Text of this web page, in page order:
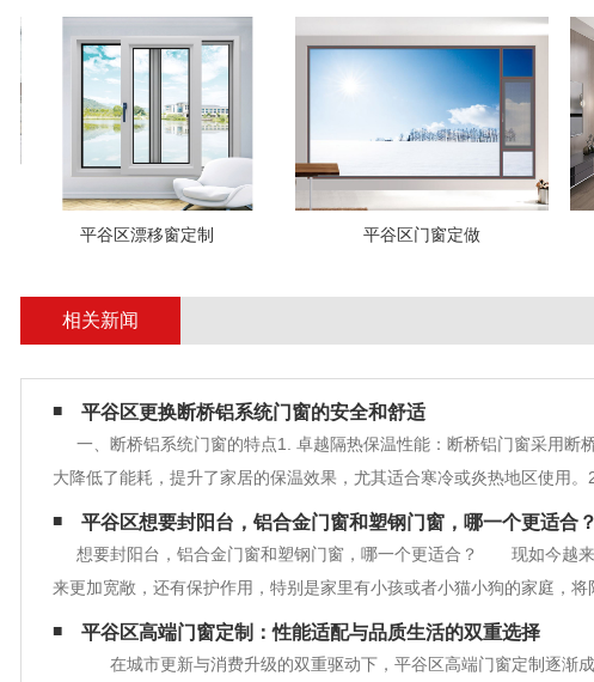
平谷区漂移窗定制 平谷区门窗定做
相关新闻
平谷区更换断桥铝系统门窗的安全和舒适
一、断桥铝系统门窗的特点1. 卓越隔热保温性能：断桥铝门窗采用
大降低了能耗，提升了家居的保温效果，尤其适合寒冷或炎热地区使用
绝外界噪音，为您营造一个宁静的居家环境，特别适合靠近马路或繁华
量的五金配件，大大增强了门窗的
平谷区想要封阳台，铝合金门窗和塑钢门窗，哪一个更适合？
想要封阳台，铝合金门窗和塑钢门窗，哪一个更适合？ 现如今越
来更加宽敞，还有保护作用，特别是家里有小孩或者小猫小狗的家庭，
防风雨灰尘的作用，也能在一定程度上影响室内温度。 既然选择了平
是铝合金门窗和塑钢门窗，这两种材质究竟应该如
平谷区高端门窗定制：性能适配与品质生活的双重选择
在城市更新与消费升级的双重驱动下，平谷区高端门窗定制逐渐